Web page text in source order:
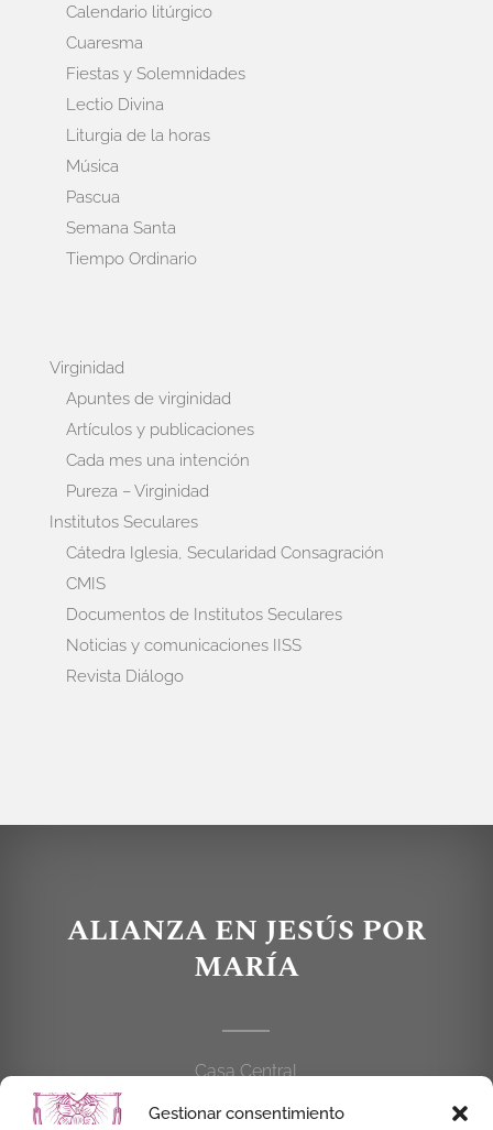
Gestionar consentimiento
Calendario litúrgico
Cuaresma
Fiestas y Solemnidades
Lectio Divina
Liturgia de la horas
Música
Pascua
Semana Santa
Tiempo Ordinario
Virginidad
Apuntes de virginidad
Artículos y publicaciones
Cada mes una intención
Pureza – Virginidad
Institutos Seculares
Cátedra Iglesia, Secularidad Consagración
CMIS
Documentos de Institutos Seculares
Noticias y comunicaciones IISS
Revista Diálogo
ALIANZA EN JESÚS POR
MARÍA
Casa Central
C/Cardenal Cisneros, 55